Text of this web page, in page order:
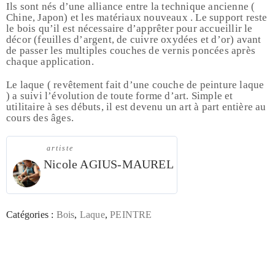
Ils sont nés d’une alliance entre la technique ancienne (
Chine, Japon) et les matériaux nouveaux . Le support reste
le bois qu’il est nécessaire d’apprêter pour accueillir le
décor (feuilles d’argent, de cuivre oxydées et d’or) avant
de passer les multiples couches de vernis poncées après
chaque application.
Le laque ( revêtement fait d’une couche de peinture laque
) a suivi l’évolution de toute forme d’art. Simple et
utilitaire à ses débuts, il est devenu un art à part entière au
cours des âges.
artiste
Nicole AGIUS-MAUREL
Catégories : Bois, Laque,PEINTRE